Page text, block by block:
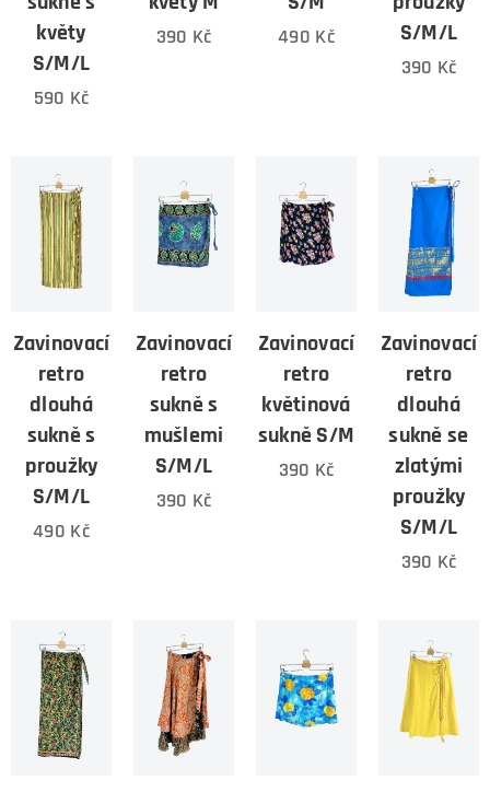
květy
S/M/L
590 Kč
390 Kč 490 Kč
S/M/L
390 Kč
Zavinovací
retro
dlouhá
sukně s
proužky
S/M/L
490 Kč
Zavinovací
retro
sukně s
mušlemi
S/M/L
390 Kč
Zavinovací
retro
květinová
sukně S/M
390 Kč
Zavinovací
retro
dlouhá
sukně se
zlatými
proužky
S/M/L
390 Kč